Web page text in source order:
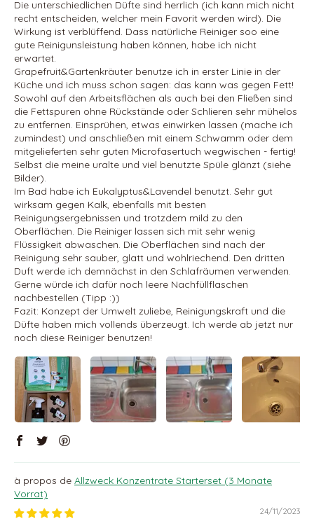
Die unterschiedlichen Düfte sind herrlich (ich kann mich nicht
recht entscheiden, welcher mein Favorit werden wird). Die
Wirkung ist verblüffend. Dass natürliche Reiniger soo eine
gute Reinigunsleistung haben können, habe ich nicht
erwartet.
Grapefruit&Gartenkräuter benutze ich in erster Linie in der
Küche und ich muss schon sagen: das kann was gegen Fett!
Sowohl auf den Arbeitsflächen als auch bei den Fließen sind
die Fettspuren ohne Rückstände oder Schlieren sehr mühelos
zu entfernen. Einsprühen, etwas einwirken lassen (mache ich
zumindest) und anschließen mit einem Schwamm oder dem
mitgelieferten sehr guten Microfasertuch wegwischen - fertig!
Selbst die meine uralte und viel benutzte Spüle glänzt (siehe
Bilder).
Im Bad habe ich Eukalyptus&Lavendel benutzt. Sehr gut
wirksam gegen Kalk, ebenfalls mit besten
Reinigungsergebnissen und trotzdem mild zu den
Oberflächen. Die Reiniger lassen sich mit sehr wenig
Flüssigkeit abwaschen. Die Oberflächen sind nach der
Reinigung sehr sauber, glatt und wohlriechend. Den dritten
Duft werde ich demnächst in den Schlafräumen verwenden.
Gerne würde ich dafür noch leere Nachfüllflaschen
nachbestellen (Tipp :))
Fazit: Konzept der Umwelt zuliebe, Reinigungskraft und die
Düfte haben mich vollends überzeugt. Ich werde ab jetzt nur
noch diese Reiniger benutzen!
Allzweck Konzentrate Starterset (3 Monate
Vorrat)
24/11/2023